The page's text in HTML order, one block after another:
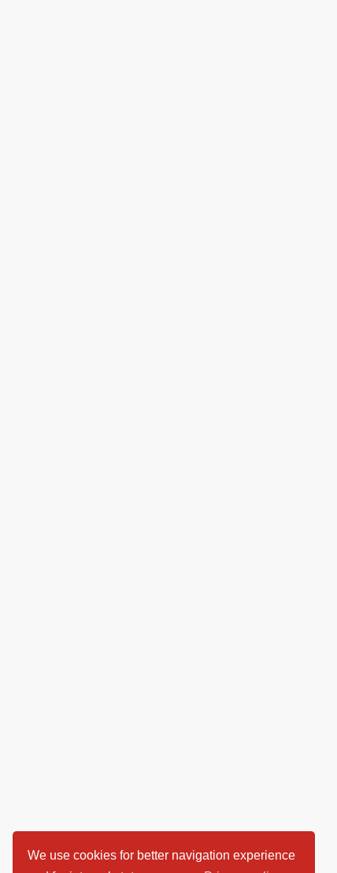
We use cookies for better navigation experience